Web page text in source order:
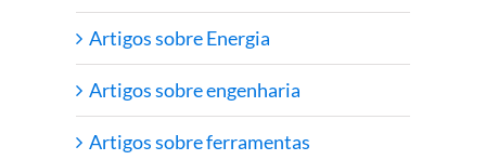
Artigos sobre Energia
Artigos sobre engenharia
Artigos sobre ferramentas